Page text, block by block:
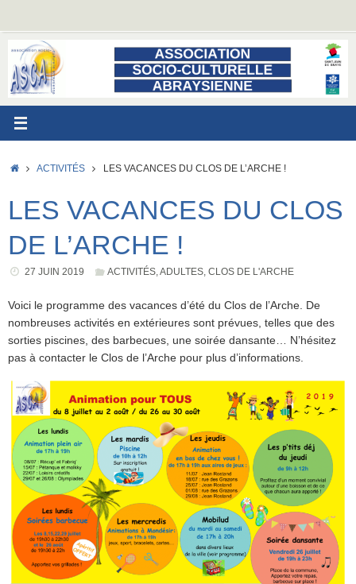
contenu
ACCUEIL
ACTIVITÉS LES VACANCES DU CLOS DE L’ARCHE !
LES VACANCES DU CLOS
DE L’ARCHE !
27 JUIN 2019 ACTIVITÉS ,ADULTES ,CLOS DE L'ARCHE
Voici le programme des vacances d’été du Clos de l’Arche. De
nombreuses activités en extérieures sont prévues, telles que des
sorties piscines, des barbecues, une soirée dansante… N’hésitez
pas à contacter le Clos de l’Arche pour plus d’informations.